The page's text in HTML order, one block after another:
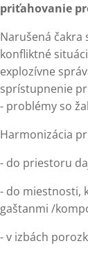
priťahovanie
Narušená čakra
konfliktné
explozívne
sprístupnenie
- problémy so
Harmonizácia
- do priestoru
- do miestnosti,
gaštanmi /
- v izbách